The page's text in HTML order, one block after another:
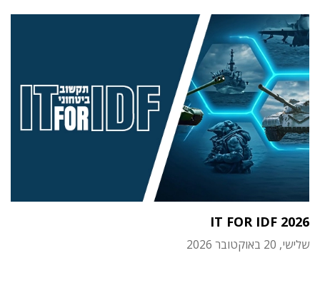
IT FOR IDF 2026
שלישי, 20 באוקטובר 2026